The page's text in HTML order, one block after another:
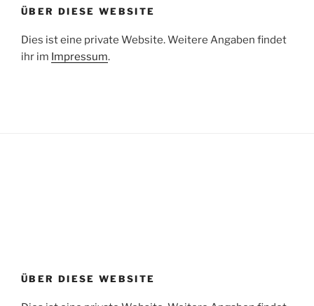
ÜBER DIESE WEBSITE
Dies ist eine private Website. Weitere Angaben findet
ihr im Impressum.
ÜBER DIESE WEBSITE